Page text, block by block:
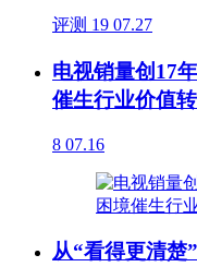
评测 19 07.27
电视销量创17
催生行业价值
8 07.16
从“看得更清楚